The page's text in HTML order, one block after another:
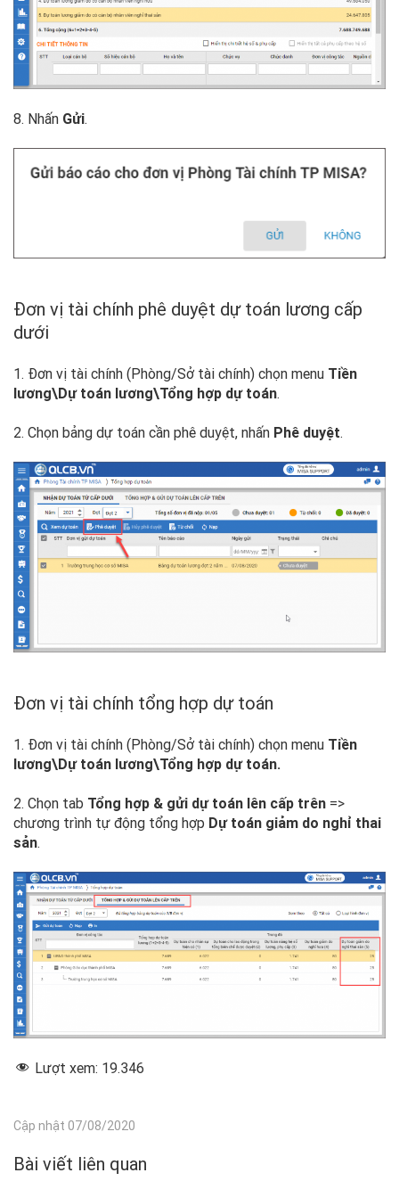
8. Nhấn Gửi.
Đơn vị tài chính phê duyệt dự toán lương cấp
dưới
1. Đơn vị tài chính (Phòng/Sở tài chính) chọn menu Tiền
lương\Dự toán lương\Tổng hợp dự toán.
2. Chọn bảng dự toán cần phê duyệt, nhấn Phê duyệt.
Đơn vị tài chính tổng hợp dự toán
1. Đơn vị tài chính (Phòng/Sở tài chính) chọn menu Tiền
lương\Dự toán lương\Tổng hợp dự toán.
2. Chọn tab Tổng hợp & gửi dự toán lên cấp trên =>
chương trình tự động tổng hợp Dự toán giảm do nghỉ thai
sản.
Lượt xem: 19.346
Cập nhật 07/08/2020
Bài viết liên quan